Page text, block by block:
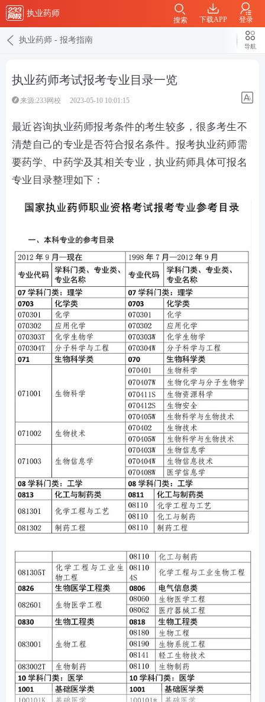
执业药师
下载APP 登录
搜索
执业药师 - 报考指南
导航
执业药师考试报考专业目录一览
来源:233网校 2023-05-10 10:01:15
最近咨询执业药师报考条件的考生较多，很多考生不
清楚自己的专业是否符合报名条件。报考执业药师需
要药学、中药学及其相关专业，执业药师具体可报名
专业目录整理如下：